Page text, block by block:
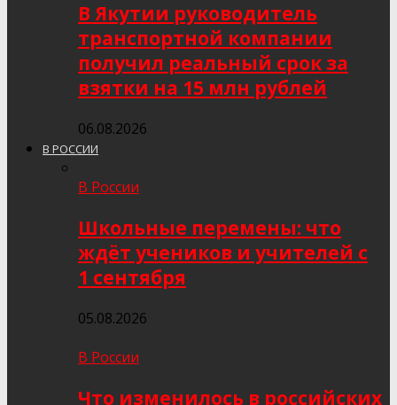
В Якутии руководитель
транспортной компании
получил реальный срок за
взятки на 15 млн рублей
06.08.2026
В РОССИИ
В России
Школьные перемены: что
ждёт учеников и учителей с
1 сентября
05.08.2026
В России
Что изменилось в российских